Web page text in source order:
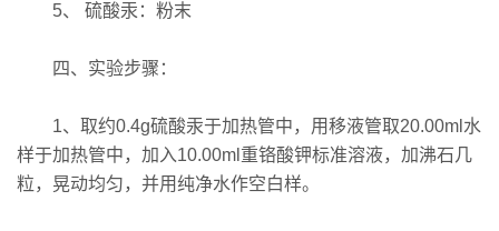
5、 硫酸汞：粉末
四、实验步骤：
1、取约0.4g硫酸汞于加热管中，用移液管取20.00ml水
样于加热管中，加入10.00ml重铬酸钾标准溶液，加沸石几
粒，晃动均匀，并用纯净水作空白样。